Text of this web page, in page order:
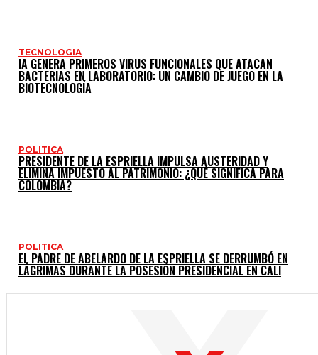
TECNOLOGIA
IA GENERA PRIMEROS VIRUS FUNCIONALES QUE ATACAN
BACTERIAS EN LABORATORIO: UN CAMBIO DE JUEGO EN LA
BIOTECNOLOGÍA
POLITICA
PRESIDENTE DE LA ESPRIELLA IMPULSA AUSTERIDAD Y
ELIMINA IMPUESTO AL PATRIMONIO: ¿QUÉ SIGNIFICA PARA
COLOMBIA?
POLITICA
EL PADRE DE ABELARDO DE LA ESPRIELLA SE DERRUMBÓ EN
LÁGRIMAS DURANTE LA POSESIÓN PRESIDENCIAL EN CALI